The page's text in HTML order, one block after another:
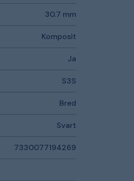
30.7 mm
Komposit
Ja
S3S
Bred
Svart
7330077194269